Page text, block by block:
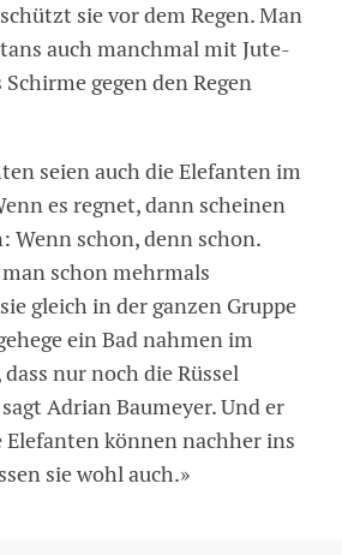
sie vor dem Regen. Man
auch manchmal mit Jute-
gegen den Regen
seien auch die Elefanten im
es regnet, dann scheinen
Wenn schon, denn schon.
schon mehrmals
gleich in der ganzen Gruppe
ein Bad nahmen im
dass nur noch die Rüssel
Adrian Baumeyer. Und er
Elefanten können nachher ins
sie wohl auch.»